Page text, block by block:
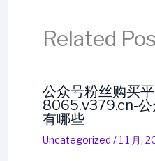
Related
公众号粉丝购买平
8065.v379.cn-公
有哪些
Uncategorized /1 1 月,